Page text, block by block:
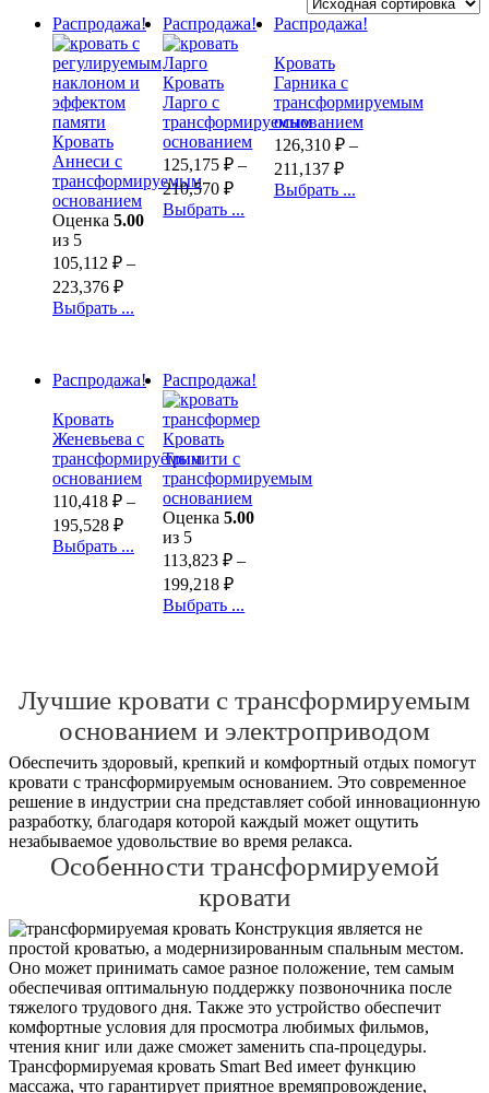
Распродажа!
Кровать
Аннеси с
трансформируемым
основанием
Оценка 5.00
из 5
105,112 ₽ –
223,376 ₽
Выбрать ...
Распродажа!
Кровать
Ларго с
трансформируемым
основанием
125,175₽ –
210,570₽
Выбрать ...
Распродажа!
Кровать
Гарника с
трансформируемым
основанием
126,310 ₽–
211,137 ₽
Выбрать ...
Распродажа!
Кровать
Женевьева с
трансформируемым
основанием
110,418 ₽ –
195,528 ₽
Выбрать ...
Распродажа!
Кровать
Тринити с
трансформируемым
основанием
Оценка5.00
из 5
113,823₽ –
199,218₽
Выбрать ...
Лучшие кровати с трансформируемым
основанием и электроприводом
Обеспечить здоровый, крепкий и комфортный отдых помогут
кровати с трансформируемым основанием. Это современное
решение в индустрии сна представляет собой инновационную
разработку, благодаря которой каждый может ощутить
незабываемое удовольствие во время релакса.
Особенности трансформируемой
кровати
Конструкция является не
простой кроватью, а модернизированным спальным местом.
Оно может принимать самое разное положение, тем самым
обеспечивая оптимальную поддержку позвоночника после
тяжелого трудового дня. Также это устройство обеспечит
комфортные условия для просмотра любимых фильмов,
чтения книг или даже сможет заменить спа-процедуры.
Трансформируемая кровать Smart Bed имеет функцию
массажа, что гарантирует приятное времяпровождение,